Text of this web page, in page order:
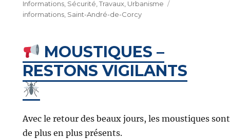
le
Informations, Sécurité Travaux, Urbanisme
informations, Saint-André-de-Corcy
MOUSTIQUES –
RESTONS VIGILANTS
Avec le retour des beaux jours, les moustiques sont
de plus en plus présents.